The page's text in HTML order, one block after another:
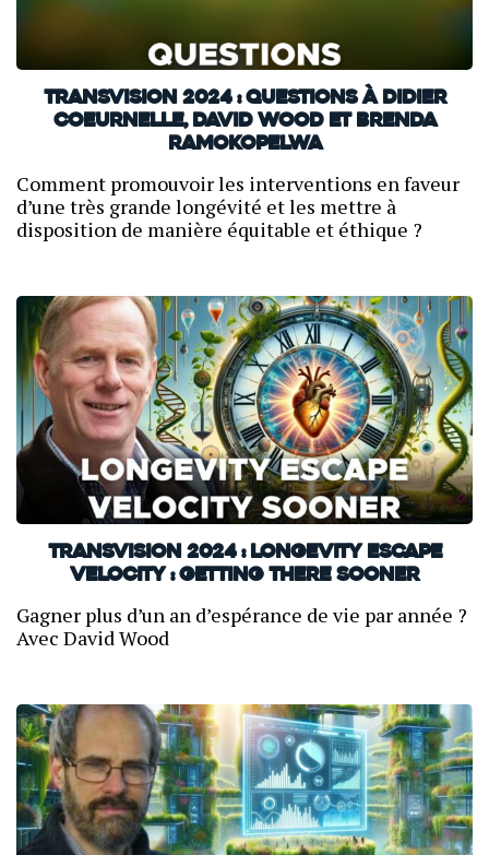
TransVision 2024 : Questions à Didier
Coeurnelle, David Wood et Brenda
Ramokopelwa
Comment promouvoir les interventions en faveur
d’une très grande longévité et les mettre à
disposition de manière équitable et éthique ?
TransVision 2024 : Longevity Escape
Velocity : Getting there sooner
Gagner plus d’un an d’espérance de vie par année ?
Avec David Wood